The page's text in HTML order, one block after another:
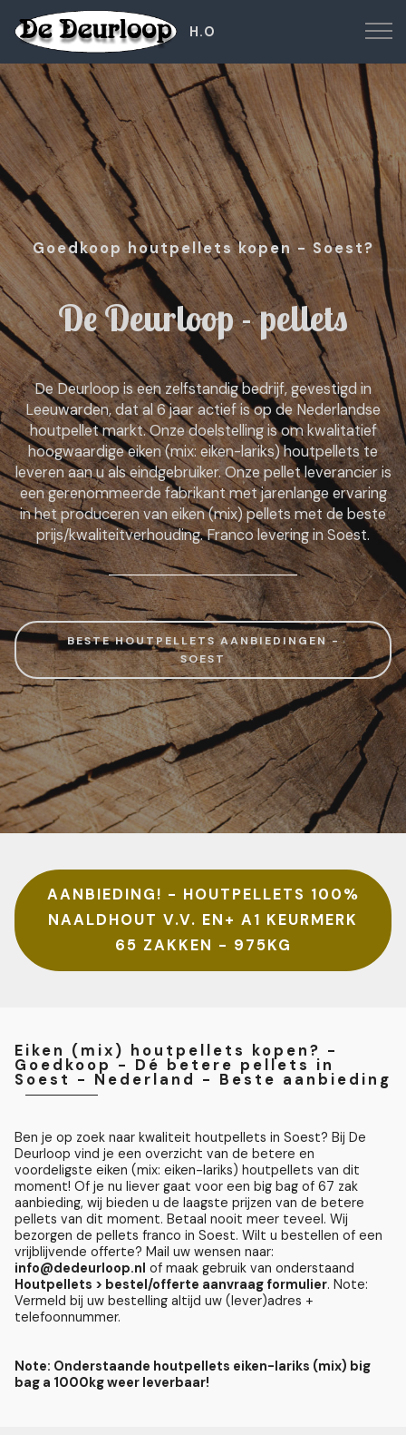
H.O
Goedkoop houtpellets kopen - Soest?
De Deurloop - pellets
De Deurloop is een zelfstandig bedrijf, gevestigd in
Leeuwarden, dat al 6 jaar actief is op de Nederlandse
houtpellet markt. Onze doelstelling is om kwalitatief
hoogwaardige eiken (mix: eiken-lariks) houtpellets te
leveren aan u als eindgebruiker. Onze pellet leverancier is
een gerenommeerde fabrikant met jarenlange ervaring
in het produceren van eiken (mix) pellets met de beste
prijs/kwaliteitverhouding. Franco levering in Soest.
BESTE HOUTPELLETS AANBIEDINGEN -
SOEST
AANBIEDING! - HOUTPELLETS 100%
NAALDHOUT V.V. EN+ A1 KEURMERK
65 ZAKKEN - 975KG
Eiken (mix) houtpellets kopen? -
Goedkoop - Dé betere pellets in
Soest - Nederland - Beste aanbieding
Ben je op zoek naar kwaliteit houtpellets in Soest? Bij De
Deurloop vind je een overzicht van de betere en
voordeligste eiken (mix: eiken-lariks) houtpellets van dit
moment! Of je nu liever gaat voor een big bag of 67 zak
aanbieding, wij bieden u de laagste prijzen van de betere
pellets van dit moment. Betaal nooit meer teveel. Wij
bezorgen de pellets franco in Soest. Wilt u bestellen of een
vrijblijvende offerte? Mail uw wensen naar:
info@dedeurloop.nl of maak gebruik van onderstaand
Houtpellets > bestel/offerte aanvraag formulier. Note:
Vermeld bij uw bestelling altijd uw (lever)adres +
telefoonnummer.
Note: Onderstaande houtpellets eiken-lariks (mix) big
bag a 1000kg weer leverbaar!